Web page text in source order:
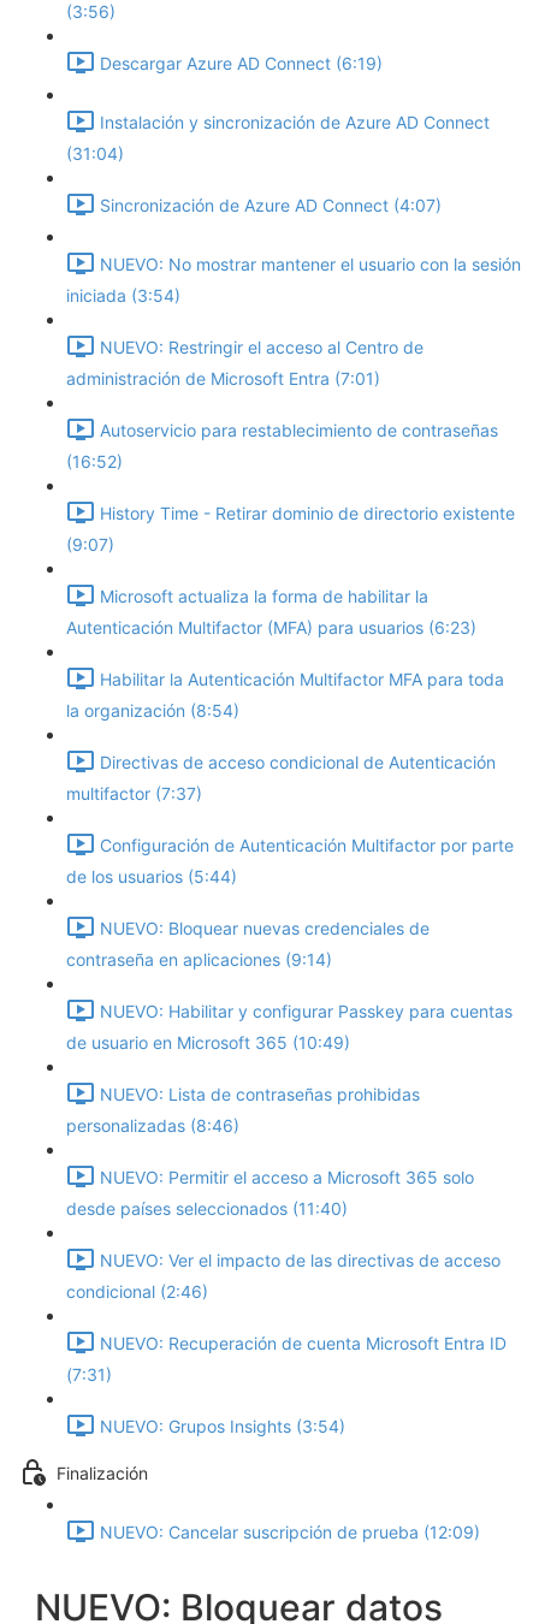
(3:56)
Descargar Azure AD Connect (6:19)
Instalación y sincronización de Azure AD Connect
(31:04)
Sincronización de Azure AD Connect (4:07)
NUEVO: No mostrar mantener el usuario con la sesión
iniciada (3:54)
NUEVO: Restringir el acceso al Centro de
administración de Microsoft Entra (7:01)
Autoservicio para restablecimiento de contraseñas
(16:52)
History Time - Retirar dominio de directorio existente
(9:07)
Microsoft actualiza la forma de habilitar la
Autenticación Multifactor (MFA) para usuarios (6:23)
Habilitar la Autenticación Multifactor MFA para toda
la organización (8:54)
Directivas de acceso condicional de Autenticación
multifactor (7:37)
Configuración de Autenticación Multifactor por parte
de los usuarios (5:44)
NUEVO: Bloquear nuevas credenciales de
contraseña en aplicaciones (9:14)
NUEVO: Habilitar y configurar Passkey para cuentas
de usuario en Microsoft 365 (10:49)
NUEVO: Lista de contraseñas prohibidas
personalizadas (8:46)
NUEVO: Permitir el acceso a Microsoft 365 solo
desde países seleccionados (11:40)
NUEVO: Ver el impacto de las directivas de acceso
condicional (2:46)
NUEVO: Recuperación de cuenta Microsoft Entra ID
(7:31)
NUEVO: Grupos Insights (3:54)
Finalización
NUEVO: Cancelar suscripción de prueba (12:09)
NUEVO: Bloquear datos